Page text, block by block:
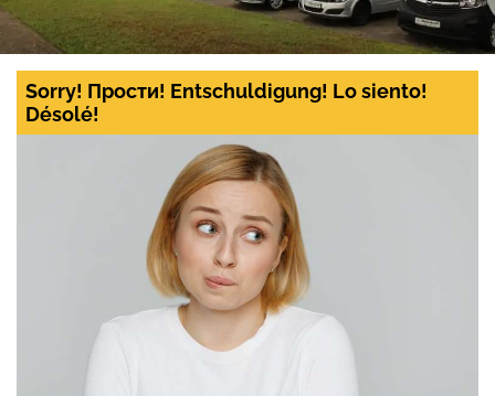
Sorry! Прости! Entschuldigung! Lo siento!
Désolé!